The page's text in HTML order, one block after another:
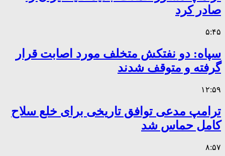
صادر کرد
۵:۴۵
سپاه: دو نفتکش متخلف مورد اصابت قرار
گرفته و متوقف شدند
۱۲:۵۹
ترامپ مدعی توافق تاریخی برای خلع سلاح
کامل حماس شد
۸:۵۷